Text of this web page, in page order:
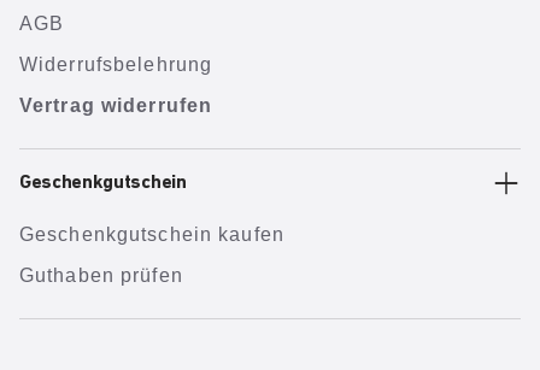
AGB
Widerrufsbelehrung
Vertrag widerrufen
Geschenkgutschein
Geschenkgutschein kaufen
Guthaben prüfen